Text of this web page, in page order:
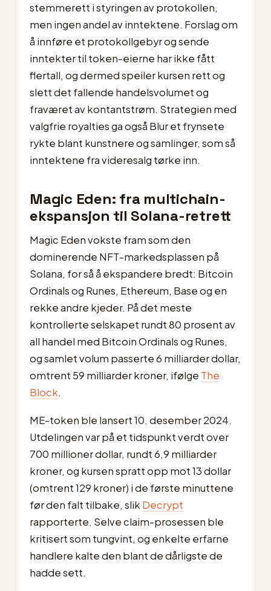
stemmerett i styringen av protokollen,
men ingen andel av inntektene. Forslag om
å innføre et protokollgebyr og sende
inntekter til token-eierne har ikke fått
flertall, og dermed speiler kursen rett og
slett det fallende handelsvolumet og
fraværet av kontantstrøm. Strategien med
valgfrie royalties ga også Blur et frynsete
rykte blant kunstnere og samlinger, som så
inntektene fra videresalg tørke inn.
Magic Eden: fra multichain-
ekspansjon til Solana-retrett
Magic Eden vokste fram som den
dominerende NFT-markedsplassen på
Solana, for så å ekspandere bredt: Bitcoin
Ordinals og Runes, Ethereum, Base og en
rekke andre kjeder. På det meste
kontrollerte selskapet rundt 80 prosent av
all handel med Bitcoin Ordinals og Runes,
og samlet volum passerte 6 milliarder dollar,
omtrent 59 milliarder kroner, ifølge The
Block.
ME-token ble lansert 10. desember 2024.
Utdelingen var på et tidspunkt verdt over
700 millioner dollar, rundt 6,9 milliarder
kroner, og kursen spratt opp mot 13 dollar
(omtrent 129 kroner) i de første minuttene
før den falt tilbake, slik Decrypt
rapporterte. Selve claim-prosessen ble
kritisert som tungvint, og enkelte erfarne
handlere kalte den blant de dårligste de
hadde sett.